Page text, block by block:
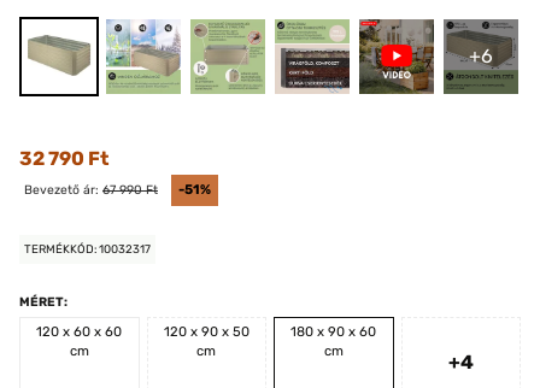
+6
32 790 Ft
Bevezető ár: 67 990 Ft -51%
TERMÉKKÓD: 10032317
MÉRET:
120 x 60 x 60
cm
120 x 90 x 50
cm
180 x 90 x 60
cm
+4